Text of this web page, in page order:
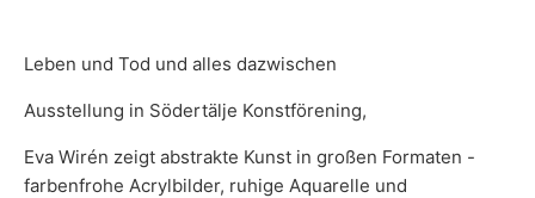
Leben und Tod und alles dazwischen
Ausstellung in Södertälje Konstförening,
Eva Wirén zeigt abstrakte Kunst in großen Formaten -
farbenfrohe Acrylbilder, ruhige Aquarelle und